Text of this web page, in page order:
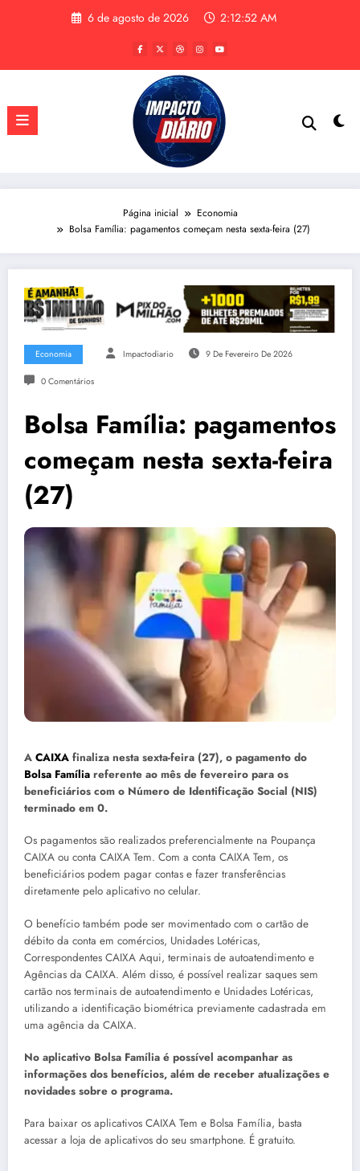
6 de agosto de 2026 2:12:53 AM
Página inicial
Economia
Bolsa Família: pagamentos começam nesta sexta-feira (27)
Economia Impactodiario 9 De Fevereiro De 2026
0 Comentários
Bolsa Família: pagamentos
começam nesta sexta-feira
(27)
A CAIXA finaliza nesta sexta-feira (27), o pagamento do
Bolsa Família referente ao mês de fevereiro para os
beneficiários com o Número de Identificação Social (NIS)
terminado em 0.
Os pagamentos são realizados preferencialmente na Poupança
CAIXA ou conta CAIXA Tem. Com a conta CAIXA Tem, os
beneficiários podem pagar contas e fazer transferências
diretamente pelo aplicativo no celular.
O benefício também pode ser movimentado com o cartão de
débito da conta em comércios, Unidades Lotéricas,
Correspondentes CAIXA Aqui, terminais de autoatendimento e
Agências da CAIXA. Além disso, é possível realizar saques sem
cartão nos terminais de autoatendimento e Unidades Lotéricas,
utilizando a identificação biométrica previamente cadastrada em
uma agência da CAIXA.
No aplicativo Bolsa Família é possível acompanhar as
informações dos benefícios, além de receber atualizações e
novidades sobre o programa.
Para baixar os aplicativos CAIXA Tem e Bolsa Família, basta
acessar a loja de aplicativos do seu smartphone. É gratuito.